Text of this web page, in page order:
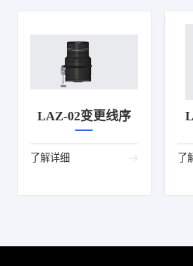
LAZ-02变更线序
了解详细 了